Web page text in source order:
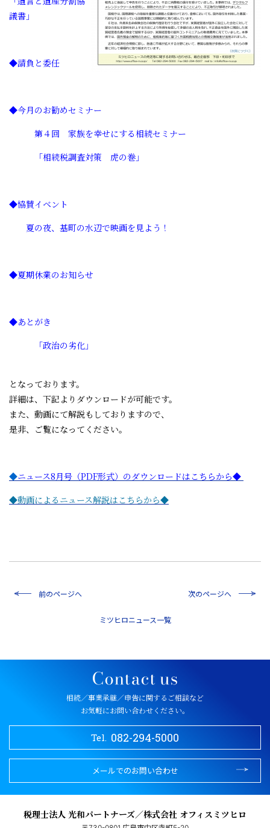
議書」
◆請負と委任
◆今月のお勧めセミナー
第４回 家族を幸せにする相続セミナー
「相続税調査対策 虎の巻」
◆協賛イベント
夏の夜、基町の水辺で映画を見よう！
◆夏期休業のお知らせ
◆あとがき
「政治の劣化」
となっております。
詳細は、下記よりダウンロードが可能です。
また、動画にて解説もしておりますので、
是非、ご覧になってください。
◆ニュース8月号（PDF形式）のダウンロードはこちらから◆
◆動画によるニュース解説はこちらから◆
前のページへ
一覧
次のページへ
相続／事業承継／申告に関するご相談など
お気軽にお問い合わせください。
Tel. 082-294-5000
メールでのお問い合わせ
税理士法人 光和パートナーズ／株式会社 オフィスミツヒロ